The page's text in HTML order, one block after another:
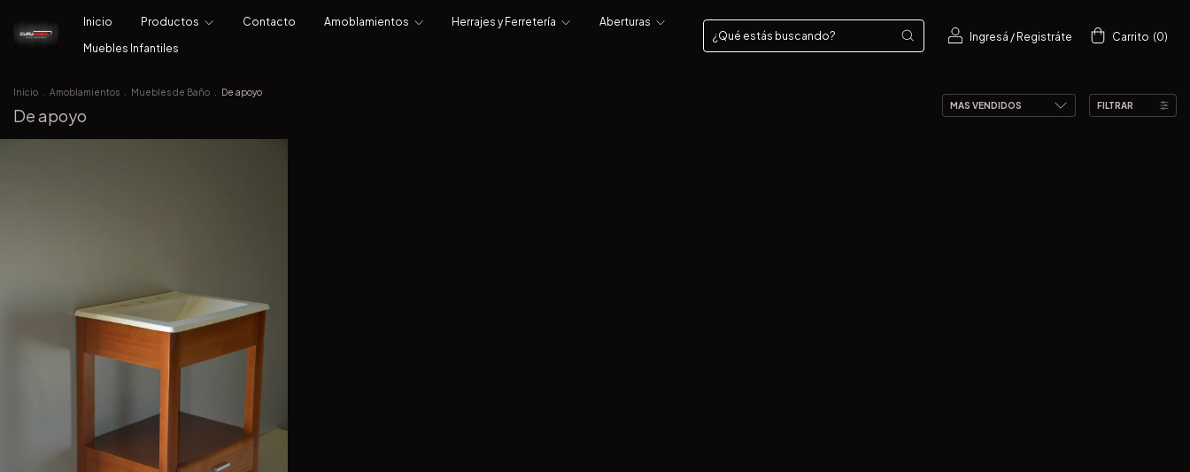
Inicio Productos Contacto Amoblamientos Herrajes y Ferretería
Aberturas
Muebles Infantiles
Ingresá / Registráte Carrito (0)
Inicio Amoblamientos Muebles de Baño De apoyo
De apoyo FILTRAR